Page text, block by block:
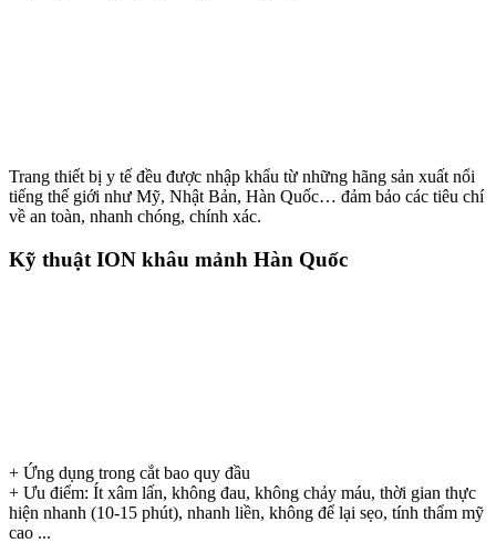
Trang thiết bị y tế đều được nhập khẩu từ những hãng sản xuất nổi
tiếng thế giới như Mỹ, Nhật Bản, Hàn Quốc… đảm bảo các tiêu chí
về an toàn, nhanh chóng, chính xác.
Kỹ thuật ION khâu mảnh Hàn Quốc
+ Ứng dụng trong cắt bao quy đầu
+ Ưu điểm: Ít xâm lấn, không đau, không chảy máu, thời gian thực
hiện nhanh (10-15 phút), nhanh liền, không để lại sẹo, tính thẩm mỹ
cao ...